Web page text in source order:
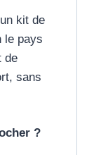
kit de
le pays
de
sans
?